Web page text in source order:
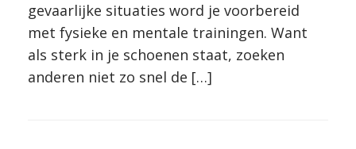
gevaarlijke situaties word je voorbereid
met fysieke en mentale trainingen. Want
als sterk in je schoenen staat, zoeken
anderen niet zo snel de […]